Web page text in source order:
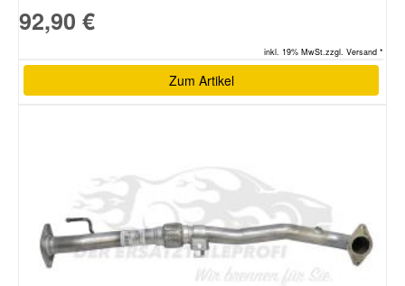
92,90 €
inkl. 19% MwSt.zzgl. Versand *
Zum Artikel
Vauxhall Ersatzteile
Volvo Ersatzteile